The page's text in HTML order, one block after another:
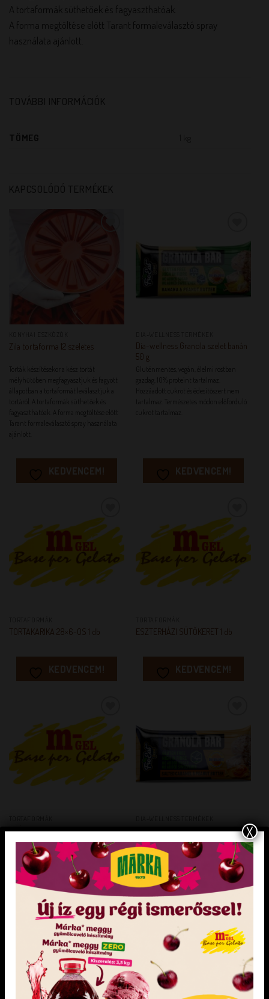
A tortaformák süthetőek és fagyaszthatóak.
A forma megtöltése elött Tarant formaleválasztó spray
használata ajánlott.
TOVÁBBI INFORMÁCIÓK
TÖMEG
KAPCSOLÓDÓ TERMÉKEK
Zila tortaforma 12 szeletes
Torták készítésekor a kész tortát
mélyhűtőben megfagyasztjuk és fagyott
állapotban a tortaformát leválasztjuk a
tortáról. A tortaformák süthetőek és
fagyaszthatóak. A forma megtöltése elött
Tarant formaleválasztó spray használata
KEDVENCEM!
KEDVENCEM!
Dia-wellness Granola szelet banán
50 g
Gluténmentes, vegán, élelmi rostban
gazdag, 10% proteint tartalmaz.
Hozzáadott cukrot és édesítőszert nem
tartalmaz. Természetes módon előforduló
cukrot tartalmaz.
KEDVENCEM!
KEDVENCEM!
TORTAKARIKA 28×6-OS 1 db
KEDVENCEM!
KEDVENCEM!
ESZTERHÁZI SÜTŐKERET 1 db
KEDVENCEM!
KEDVENCEM!
SZÁM TORTAFORMA 1 db
KEDVENCEM!
Dia-wellness Granola szelet sós
karamell 50 g
Gluténmentes, vegán, élelmi rostban
gazdag. Hozzáadott cukrot és édesítőszert
nem tartalmaz. Természetes módon
előforduló cukrot tartalmaz.
KEDVENCEM! KEDVENCEM!
X